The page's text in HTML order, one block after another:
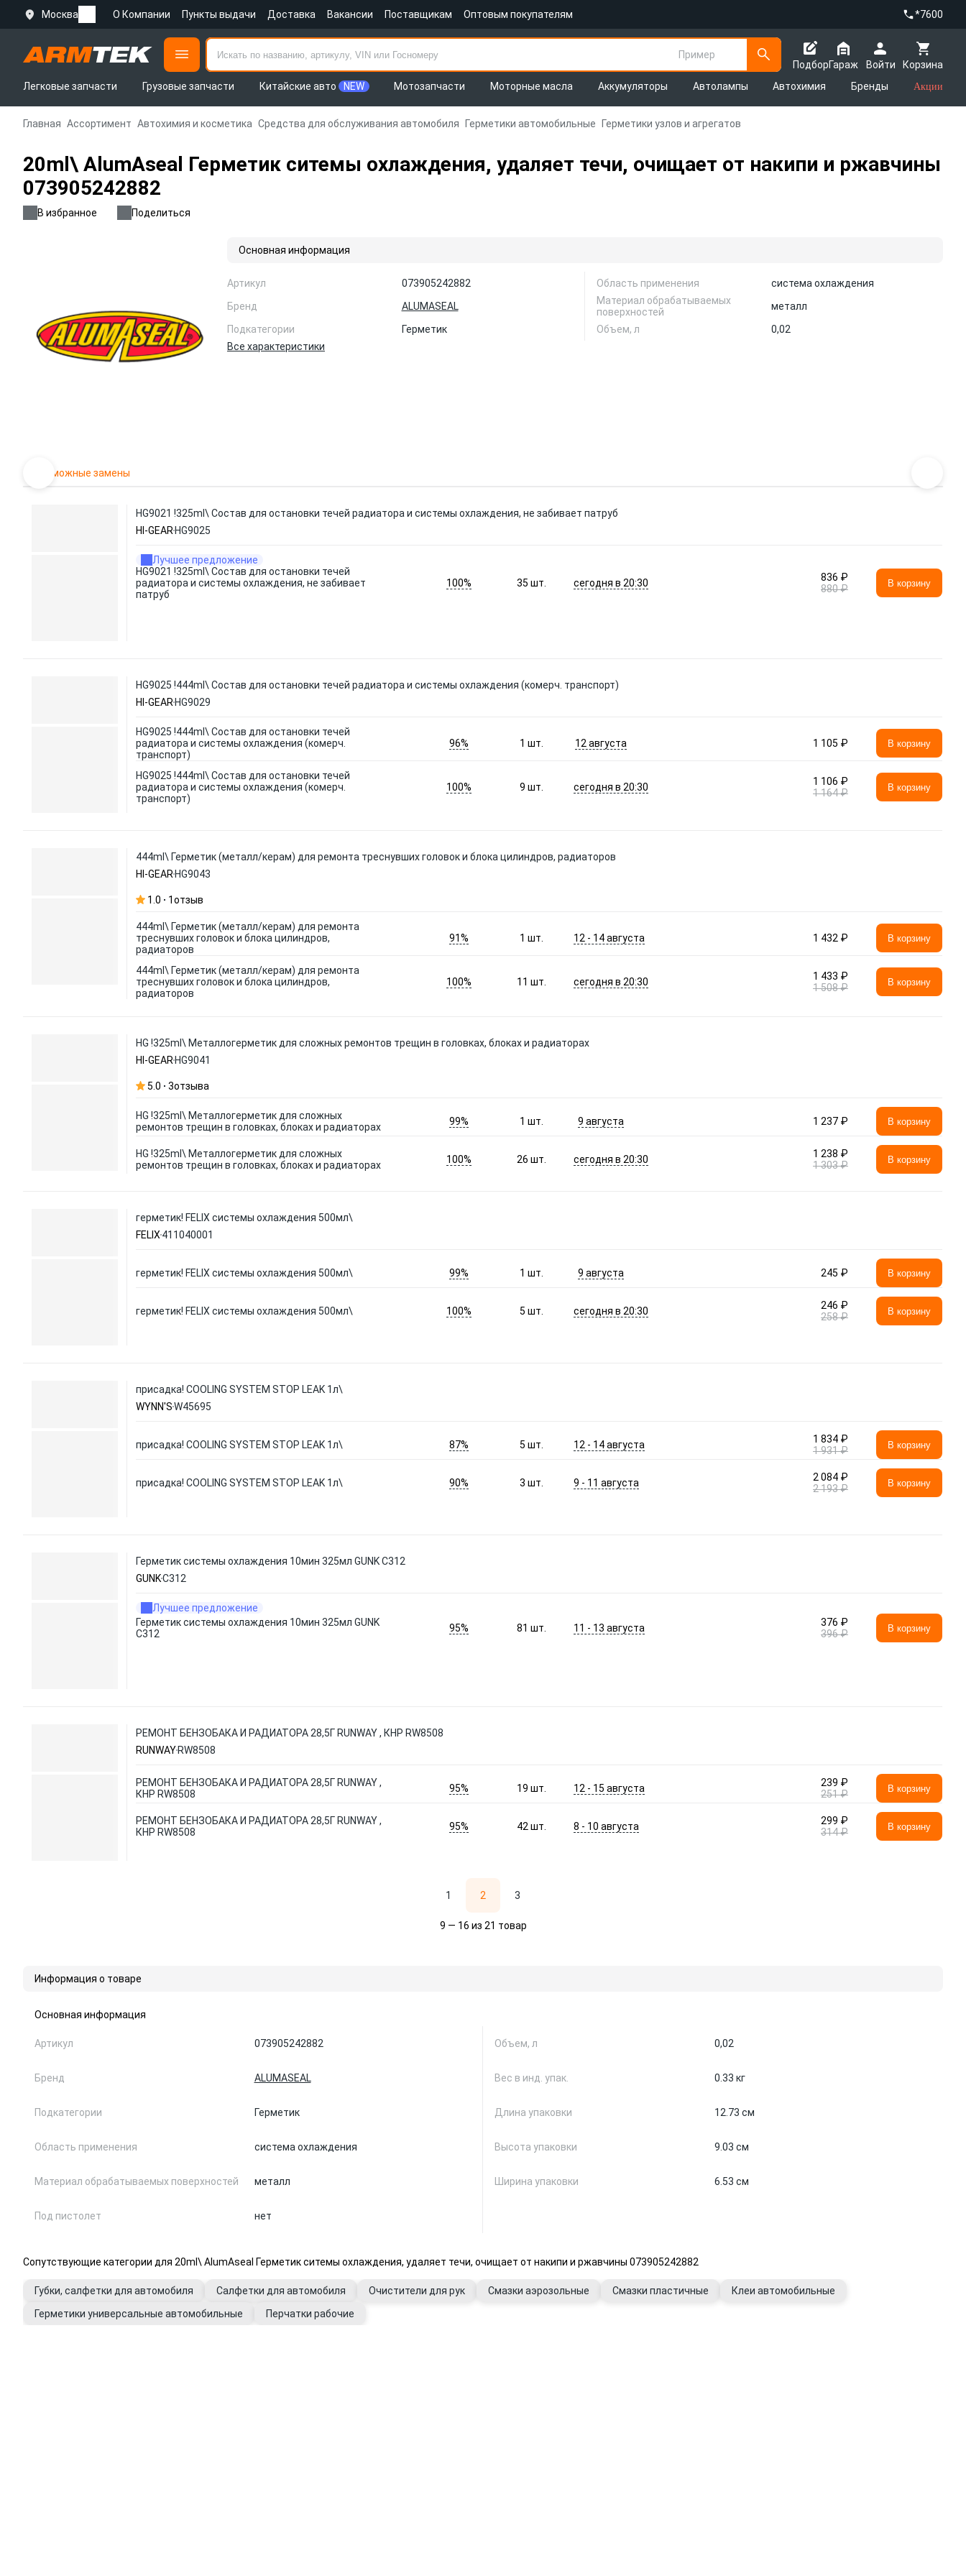
Москва О Компании Пункты выдачи Доставка Вакансии Поставщикам Оптовым покупателям *7600
Пример
Подбор
Корзина
Гараж
Войти
Легковые запчасти
Грузовые запчасти Китайские авто NEW Мотозапчасти Моторные масла Аккумуляторы Автолампы Автохимия Бренды Акции
Главная Ассортимент Автохимия и косметика Средства для обслуживания автомобиля Герметики автомобильные Герметики узлов и агрегатов
20ml\ AlumAseal Герметик ситемы охлаждения, удаляет течи, очищает от накипи и ржавчины
073905242882
В избранное Поделиться
Основная информация
Артикул
073905242882
Бренд
ALUMASEAL
Подкатегории
Герметик
Область применения
система охлаждения
Материал обрабатываемых
поверхностей
металл
Объем, л
0,02
Все характеристики
Возможные замены
HG9021 !325ml\ Состав для остановки течей радиатора и системы охлаждения, не забивает патруб
HI-GEAR HG9025
Лучшее предложение
HG9021 !325ml\ Состав для остановки течей
радиатора и системы охлаждения, не забивает
патруб
100% 35шт. сегодня в 20:30
836 ₽
880 ₽
В корзину
HG9025 !444ml\ Состав для остановки течей радиатора и системы охлаждения (комерч. транспорт)
HI-GEAR HG9029
HG9025 !444ml\ Состав для остановки течей
радиатора и системы охлаждения (комерч.
транспорт)
96% 1шт. 12 августа 1 105 ₽ В корзину
HG9025 !444ml\ Состав для остановки течей
радиатора и системы охлаждения (комерч.
транспорт)
100% 9шт. сегодня в 20:30
1 106 ₽
1 164 ₽
В корзину
444ml\ Герметик (металл/керам) для ремонта треснувших головок и блока цилиндров, радиаторов
HI-GEAR HG9043
1.0 1отзыв
444ml\ Герметик (металл/керам) для ремонта
треснувших головок и блока цилиндров,
радиаторов
91% 1шт. 12 - 14 августа 1 432 ₽ В корзину
444ml\ Герметик (металл/керам) для ремонта
треснувших головок и блока цилиндров,
радиаторов
100% 11шт. сегодня в 20:30
1 433 ₽
1 508 ₽
В корзину
HG !325ml\ Металлогерметик для сложных ремонтов трещин в головках, блоках и радиаторах
HI-GEAR HG9041
5.0 3отзыва
HG !325ml\ Металлогерметик для сложных
ремонтов трещин в головках, блоках и радиаторах
99% 1шт. 9 августа 1 237 ₽ В корзину
HG !325ml\ Металлогерметик для сложных
ремонтов трещин в головках, блоках и радиаторах
100% 26шт. сегодня в 20:30
1 238 ₽
1 303 ₽
В корзину
герметик! FELIX системы охлаждения 500мл\
FELIX 411040001
герметик! FELIX системы охлаждения 500мл\ 99% 1шт. 9 августа 245 ₽ В корзину
герметик! FELIX системы охлаждения 500мл\ 100% 5шт. сегодня в 20:30
246 ₽
258 ₽
В корзину
присадка! COOLING SYSTEM STOP LEAK 1л\
WYNN'SW45695
присадка! COOLING SYSTEM STOP LEAK 1л\ 87% 5шт. 12 - 14 августа
1 834 ₽
1 931 ₽
В корзину
присадка! COOLING SYSTEM STOP LEAK 1л\ 90% 3шт. 9 - 11 августа
2 084 ₽
2 193 ₽
В корзину
Герметик системы охлаждения 10мин 325мл GUNK C312
GUNKC312
Лучшее предложение
Герметик системы охлаждения 10мин 325мл GUNK
C312
95% 81шт. 11 - 13 августа
376 ₽
396 ₽
В корзину
РЕМОНТ БЕНЗОБАКА И РАДИАТОРА 28,5Г RUNWAY , КНР RW8508
RUNWAY RW8508
РЕМОНТ БЕНЗОБАКА И РАДИАТОРА 28,5Г RUNWAY ,
КНР RW8508
95% 19шт. 12 - 15 августа
239 ₽
251 ₽
В корзину
РЕМОНТ БЕНЗОБАКА И РАДИАТОРА 28,5Г RUNWAY ,
КНР RW8508
95% 42шт. 8 - 10 августа
299 ₽
314 ₽
В корзину
1 2 3
9 — 16 из 21 товар
Информация о товаре
Основная информация
Артикул 073905242882
Бренд ALUMASEAL
Подкатегории Герметик
Область применения система охлаждения
Материал обрабатываемых поверхностей металл
Под пистолет нет
Объем, л 0,02
Вес в инд. упак. 0.33 кг
Длина упаковки 12.73 см
Высота упаковки 9.03 см
Ширина упаковки 6.53 см
Сопутствующие категории для 20ml\ AlumAseal Герметик ситемы охлаждения, удаляет течи, очищает от накипи и ржавчины 073905242882
Губки, салфетки для автомобиля Салфетки для автомобиля Очистители для рук Смазки аэрозольные Смазки пластичные
Клеи автомобильные
Герметики универсальные автомобильные
Перчатки рабочие